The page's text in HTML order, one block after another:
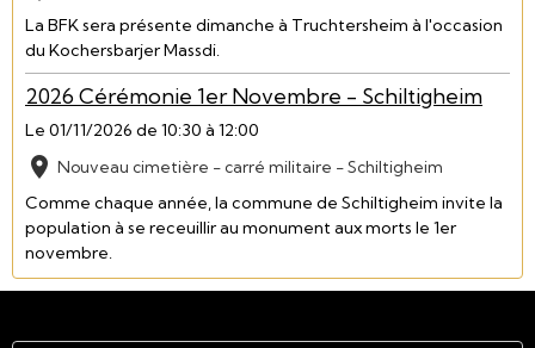
La BFK sera présente dimanche à Truchtersheim à l'occasion
du Kochersbarjer Massdi.
2026 Cérémonie 1er Novembre - Schiltigheim
Le 01/11/2026 de 10:30 à 12:00
Nouveau cimetière - carré militaire - Schiltigheim
Comme chaque année, la commune de Schiltigheim invite la
population à se receuillir au monument aux morts le 1er
novembre.